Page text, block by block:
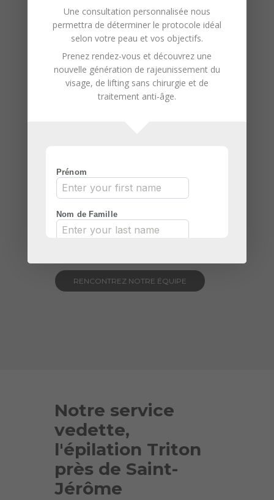
efforçons de créer une expérience
relaxante et confortable.
Utilisation de Techniques
Avancées :Notre institut utilise des
méthodes modernes et efficaces,
adaptées à différents types de
d’hygiène et de sécurité strictes
pour assurer un environnement sûr
Entre des mains expertes ! fais nous
RENCONTREZ NOTRE ÉQUIPE
Notre service
vedette,
l'épilation Triton
près de Saint-
Jérôme
Une consultation personnalisée nous
permettra de déterminer le protocole idéal
selon votre peau et vos objectifs.
Prenez rendez-vous et découvrez une
nouvelle génération de rajeunissement du
visage, de lifting sans chirurgie et de
traitement anti-âge.